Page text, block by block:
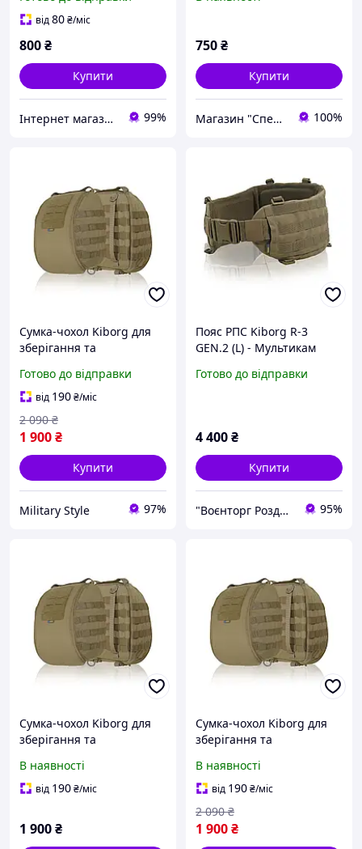
від80₴/міс
800₴
Купити
Інтернет магазин "Swertmag" 99%
750₴
Купити
Магазин "Спецназ" 100%
Сумка-чохол Kiborg для
зберігання та
Койот 1
Готово до відправки
від 190₴/міс
1 900₴
2 090 ₴
Купити
Military Style 97%
Пояс РПС Kiborg R-3
GEN.2 (L) - Мультикам
Готово до відправки
4 400₴
Купити
"Воєнторг Роздріб/Опт": На варті вашої безпеки! 95%
Сумка-чохол Kiborg для
зберігання та
В наявності
від 190₴/міс
1 900₴
Сумка-чохол Kiborg для
зберігання та
Койот {2318-piho}
В наявності
від 190₴/міс
1 900₴
2 090 ₴